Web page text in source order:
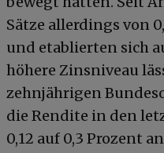
Sätze allerdings von
und etablierten sich
höhere Zinsniveau
zehnjährigen
die Rendite in den
0,12 auf 0,3 Prozent